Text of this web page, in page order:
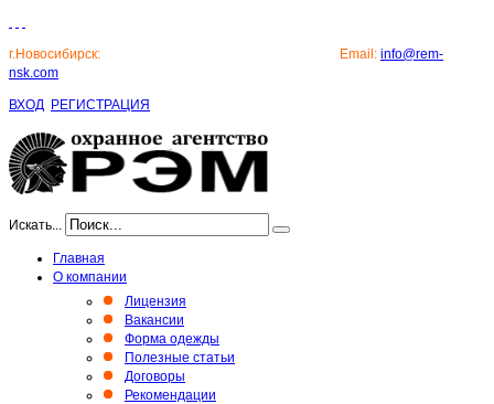
г.Новосибирск: Email: info@rem-
nsk.com
ВХОД РЕГИСТРАЦИЯ
Искать...
Главная
О компании
Лицензия
Вакансии
Форма одежды
Полезные статьи
Договоры
Рекомендации